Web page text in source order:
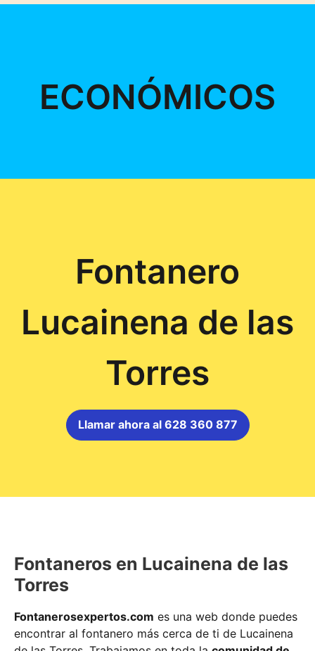
ECONÓMICOS
Fontanero
Lucainena de las
Torres
Llamar ahora al 628 360 877
Fontaneros en Lucainena de las
Torres
Fontanerosexpertos.com es una web donde puedes
encontrar al fontanero más cerca de ti de Lucainena